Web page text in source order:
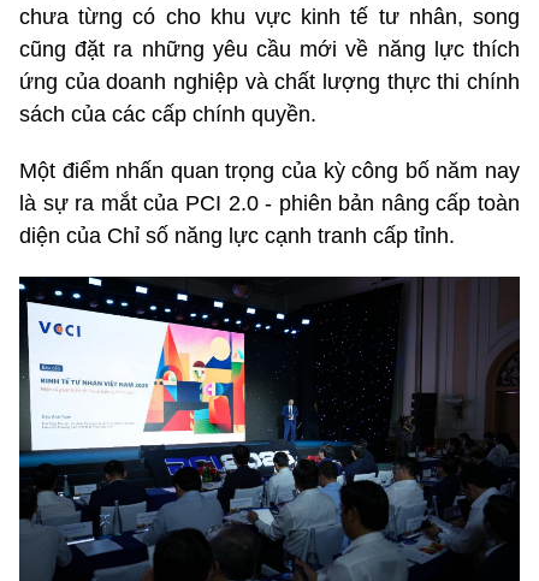
chưa từng có cho khu vực kinh tế tư nhân, song
cũng đặt ra những yêu cầu mới về năng lực thích
ứng của doanh nghiệp và chất lượng thực thi chính
sách của các cấp chính quyền.
Một điểm nhấn quan trọng của kỳ công bố năm nay
là sự ra mắt của PCI 2.0 - phiên bản nâng cấp toàn
diện của Chỉ số năng lực cạnh tranh cấp tỉnh.